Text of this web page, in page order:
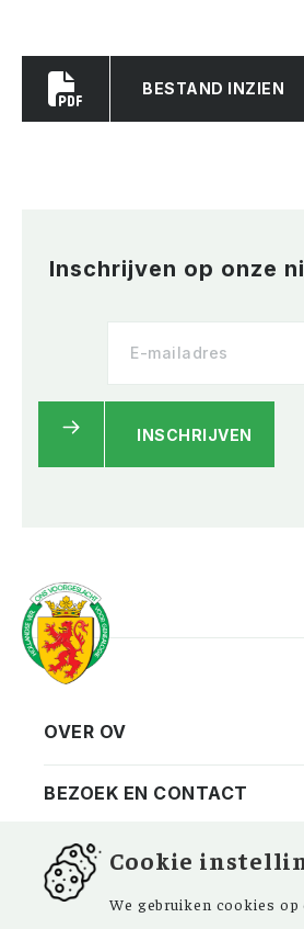
BESTAND INZIEN
Inschrijven op onze
INSCHRIJVEN
Vereniging
Privacy
ANBI
Contact
Bezoekadres
Vraag en antwoord
OVER OV
BEZOEK EN CONTACT
NIEUWSBRIEF
FACEBOOK
Cookie
We gebruiken cookies op